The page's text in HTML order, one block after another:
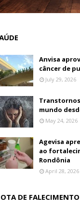
Anvisa
câncer de
July 29, 2026
mundo
May 24, 2026
Agevisa
ao
Rondônia
April 28, 2026
DE FALECIMENTO